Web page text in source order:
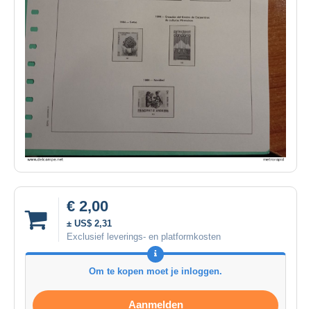
€ 2,00
± US$ 2,31
Exclusief leverings- en platformkosten
Om te kopen moet je inloggen.
Aanmelden